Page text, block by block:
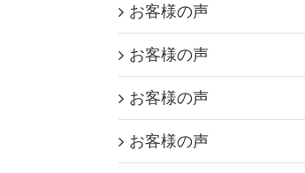
お客様の声
お客様の声
お客様の声
お客様の声